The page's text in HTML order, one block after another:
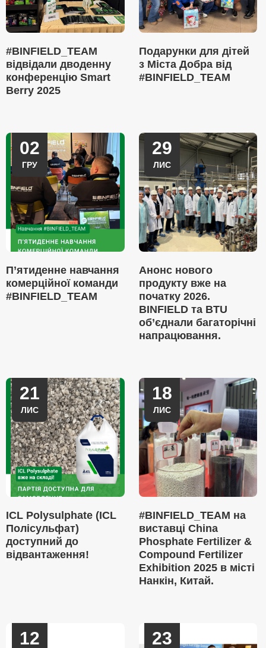
#BINFIELD_TEAM
відвідали дводенну
конференцію Smart
Berry 2025
Подарунки для дітей
з Міста Добра від
#BINFIELD_TEAM
02
ГРУ
П’ятиденне навчання
комерційної команди
#BINFIELD_TEAM
29
ЛИС
Анонс нового
продукту вже на
початку 2026.
BINFIELD та BTU
об’єднали багаторічні
напрацювання.
21
ЛИС
ICL Polysulphate (ICL
Полісульфат)
доступний до
відвантаження!
18
ЛИС
#BINFIELD_TEAM на
виставці China
Phosphate Fertilizer &
Compound Fertilizer
Exhibition 2025 в місті
Нанкін, Китай.
12 23